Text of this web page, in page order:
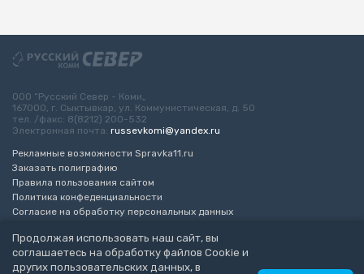
Продолжая использовать наш сайт, вы
соглашаетесь на обработку файлов Cookie и
других пользовательских данных, в
ООО “Русский Север - Коми„
167000, г. Сыктывкар, ул. Коммунистическая, д. 50
тел. /факс: 8(8212) 200-532
Электронная почта: russevkomi@yandex.ru
Рекламные возможности Spravka11.ru
Заказать полиграфию
Правила пользования сайтом
Политика конфеденциальности
Согласие на обработку персональных данных
Разработка сайта“ЭкспертБизнесГрупп”
© 2010-2026 Русский Север - Коми